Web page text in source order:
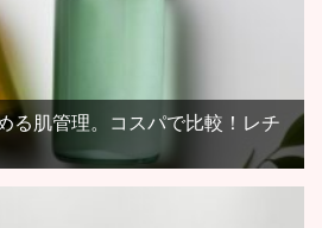
る肌管理。コスパで比較！レチ